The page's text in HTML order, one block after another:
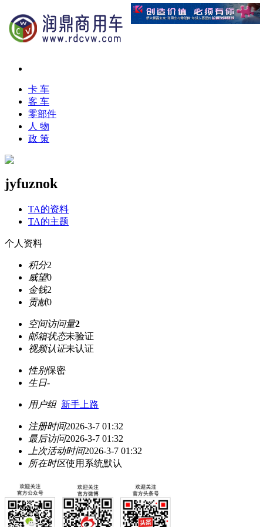
卡 车
客 车
零部件
人 物
政 策
jyfuznok
TA的资料
TA的主题
个人资料
积分2
威望0
金钱2
贡献0
空间访问量2
邮箱状态未验证
视频认证未认证
性别保密
生日-
用户组 新手上路
注册时间2026-3-7 01:32
最后访问2026-3-7 01:32
上次活动时间2026-3-7 01:32
所在时区使用系统默认